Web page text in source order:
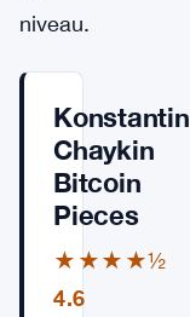
niveau.
Konstantin
Chaykin
Bitcoin
Pieces
★★★★½
4.6